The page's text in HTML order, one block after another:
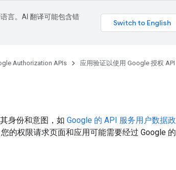
言。AI 翻译可能包含错
Authorization APIs 应用验证以使用 Google 授权 API
身份和意图，如 Google 的 API 服务用户数据政
的权限请求页面和应用可能需要经过 Google 的